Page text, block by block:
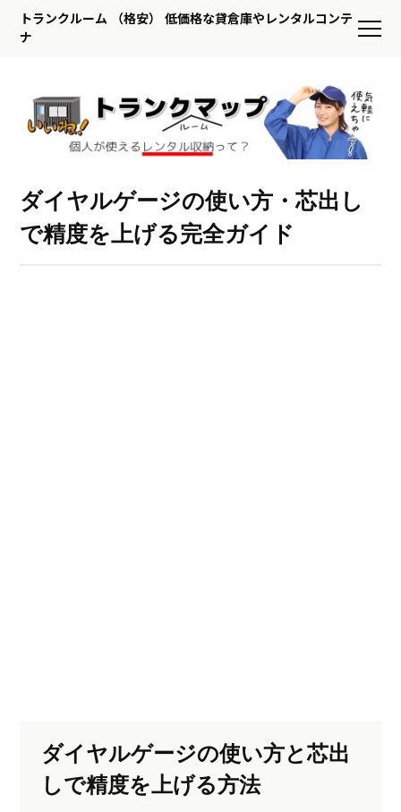
トランクルーム （格安） 低価格な貸倉庫やレンタルコンテ
ナ
ダイヤルゲージの使い方・芯出し
で精度を上げる完全ガイド
ダイヤルゲージの使い方と芯出
しで精度を上げる方法